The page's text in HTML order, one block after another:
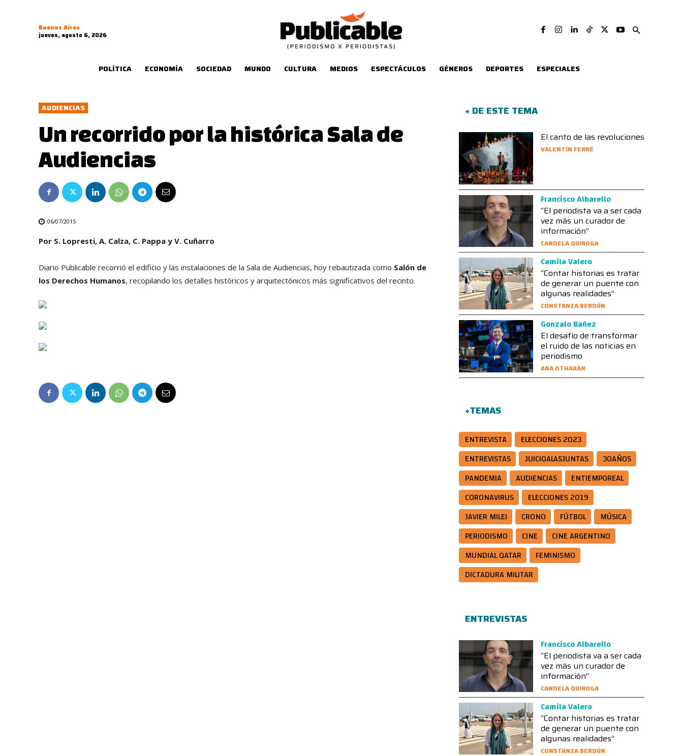
Buenos Aires
jueves, agosto 6, 2026
POLÍTICA ECONOMÍA SOCIEDAD MUNDO CULTURA MEDIOS ESPECTÁCULOS GÉNEROS DEPORTES ESPECIALES
AUDIENCIAS
Un recorrido por la histórica Sala de
Audiencias
06/07/2015
Por S. Lopresti, A. Calza, C. Pappa y V. Cuñarro
Diario Publicable recorrió el edificio y las instalaciones de la Sala de Audiencias, hoy rebautizada como Salón de
los Derechos Humanos, recopilando los detalles históricos y arquitectónicos más significativos del recinto.
+ DE ESTE TEMA
El canto de las revoluciones
VALENTÍN FERRÉ
Francisco Albarello
“El periodista va a ser cada
vez más un curador de
información”
CANDELA QUIROGA
Camila Valero
“Contar historias es tratar
de generar un puente con
algunas realidades”
CONSTANZA BERDÚN
Gonzalo Bañez
El desafío de transformar
el ruido de las noticias en
periodismo
ANA OTHARÁN
+TEMAS
ENTREVISTA
ELECCIONES 2023
ENTREVISTAS
JUICIOALASJUNTAS
30AÑOS
PANDEMIA
AUDIENCIAS
ENTIEMPOREAL
CORONAVIRUS
ELECCIONES 2019
JAVIER MILEI
CRONO FÚTBOL
MÚSICA
PERIODISMO
CINE
CINE ARGENTINO
MUNDIAL QATAR
FEMINISMO
DICTADURA MILITAR
ENTREVISTAS
Francisco Albarello
“El periodista va a ser cada
vez más un curador de
información”
CANDELA QUIROGA
Camila Valero
“Contar historias es tratar
de generar un puente con
algunas realidades”
CONSTANZA BERDÚN